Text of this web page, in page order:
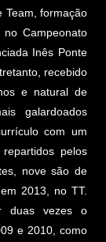
Team, formação
Campeonato
Inês Ponte
recebido
e natural de
galardoados
com um
pelos
nove são de
2013, no TT.
duas vezes o
e 2010, como